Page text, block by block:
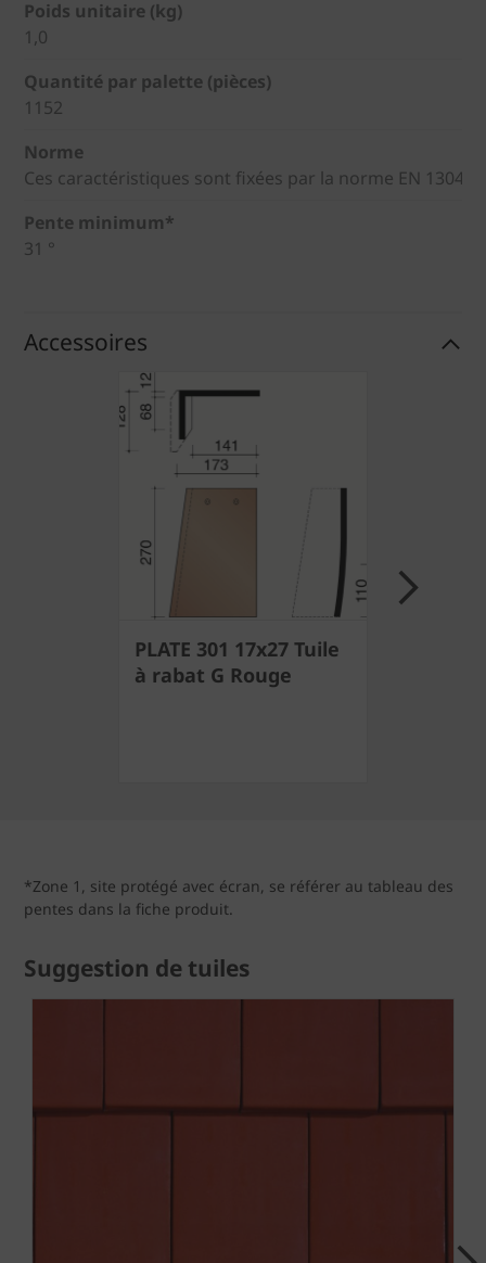
Poids unitaire (kg)
1,0
Quantité par palette (pièces)
1152
Norme
Ces caractéristiques sont fixées par la norme EN 1304
Pente minimum*
31 °
Accessoires
PLATE 301 17x27 Tuile
à rabat G Rouge
Next
*Zone 1, site protégé avec écran, se référer au tableau des
pentes dans la fiche produit.
Suggestion de tuiles